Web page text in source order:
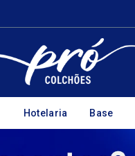
Hotelaria Base